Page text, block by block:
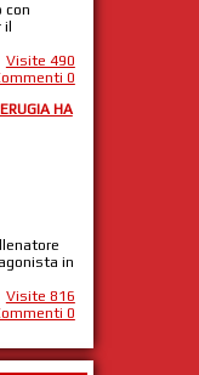
con
Visite 490
0
HA
in
Visite 816
0